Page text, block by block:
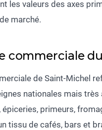
les valeurs des axes
marché.
commerciale
de Saint-Michel
nationales mais
épiceries, primeurs,
tissu de cafés, bars et